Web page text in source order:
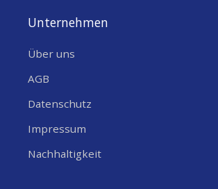
Unternehmen
Über uns
AGB
Datenschutz
Impressum
Nachhaltigkeit